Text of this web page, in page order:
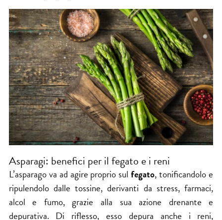
Asparagi: benefici per il fegato e i reni
L’asparago va ad agire proprio sulfegato, tonificandolo e
ripulendolo dalle tossine, derivanti da stress, farmaci,
alcol e fumo, grazie alla sua azione drenante e
depurativa. Di riflesso, esso depura anche i reni,